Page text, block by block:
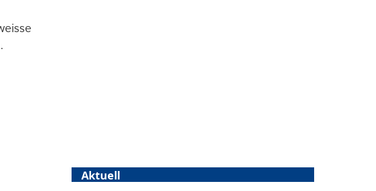
Aktuell